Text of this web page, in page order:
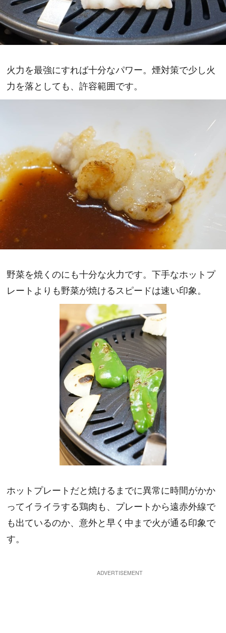
火力を最強にすれば十分なパワー。煙対策で少し火
力を落としても、許容範囲です。
野菜を焼くのにも十分な火力です。下手なホットプ
レートよりも野菜が焼けるスピードは速い印象。
ホットプレートだと焼けるまでに異常に時間がかか
ってイライラする鶏肉も、プレートから遠赤外線で
も出ているのか、意外と早く中まで火が通る印象で
す。